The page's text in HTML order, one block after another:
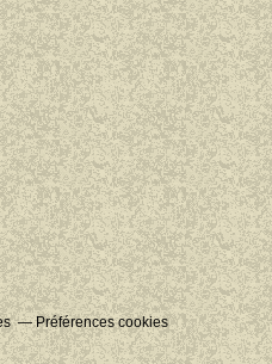
Préférences cookies